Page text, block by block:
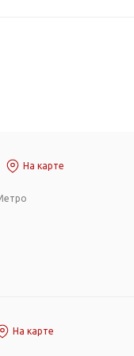
На карте
На карте